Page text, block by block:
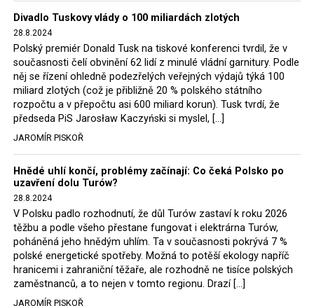
Hołownia, přímo řekli, že by se polská vláda měla
tomuto rozhodnutí podřídit.
Rozhodnutí polského ministra spravedlnosti jistě potěší
německé, české a polské ekology, ale i těžaře. Je těžké si
představit, že by o takové věci rozhodoval sám ministr
Bodnar. Musel získat politický souhlas vládnoucí koalice.
Stále jsou totiž platné argumenty Morawieckého vlády,
že důl i elektrárna jsou – kromě zabezpečování cca 7 %
polského energetického mixu – klíčovými podniky, spolu
se svými dceřinými společnostmi zaměstnávají cca pět
tisíc lidí. Navíc s činností dolu a elektrárny nepřímo
souvisí dalších několik desítek tisíc pracovních míst v
regionu. Zelená politika ale opět zvítězila.
Rozhodnutí polského ministra spravedlnosti jistě potěší
německé, české a polské ekology, kteří žalobu u
Divadlo Tuskovy vlády o 100 miliardách zlotých
28.8.2024
Polský premiér Donald Tusk na tiskové konferenci tvrdil, že v
současnosti čelí obvinění 62 lidí z minulé vládní garnitury. Podle
něj se řízení ohledně podezřelých veřejných výdajů týká 100
miliard zlotých (což je přibližně 20 % polského státního
rozpočtu a v přepočtu asi 600 miliard korun). Tusk tvrdí, že
předseda PiS Jarosław Kaczyński si myslel, […]
JAROMÍR PISKOŘ
Hnědé uhlí končí, problémy začínají: Co čeká Polsko po
uzavření dolu Turów?
28.8.2024
V Polsku padlo rozhodnutí, že důl Turów zastaví k roku 2026
těžbu a podle všeho přestane fungovat i elektrárna Turów,
poháněná jeho hnědým uhlím. Ta v současnosti pokrývá 7 %
polské energetické spotřeby. Možná to potěší ekology napříč
hranicemi i zahraniční těžaře, ale rozhodně ne tisíce polských
zaměstnanců, a to nejen v tomto regionu. Drazí […]
JAROMÍR PISKOŘ